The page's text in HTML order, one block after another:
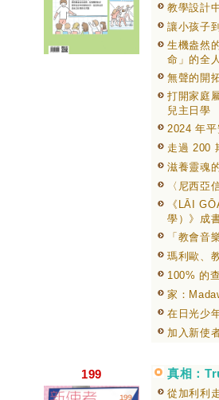
教學設計
讓小孩子
生機盎然
命」的全
無聲的開
打開家庭
兒主日學
2024 年
走過 200
滋養靈魂
〈尼西亞
《LĀI
學）》成
「教會音
瑪利歐、
100% 的
家：
在日光少
加入新使
199 真相：
從加利利